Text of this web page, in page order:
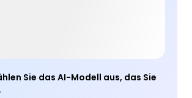
Sie das AI-Modell aus, das Sie